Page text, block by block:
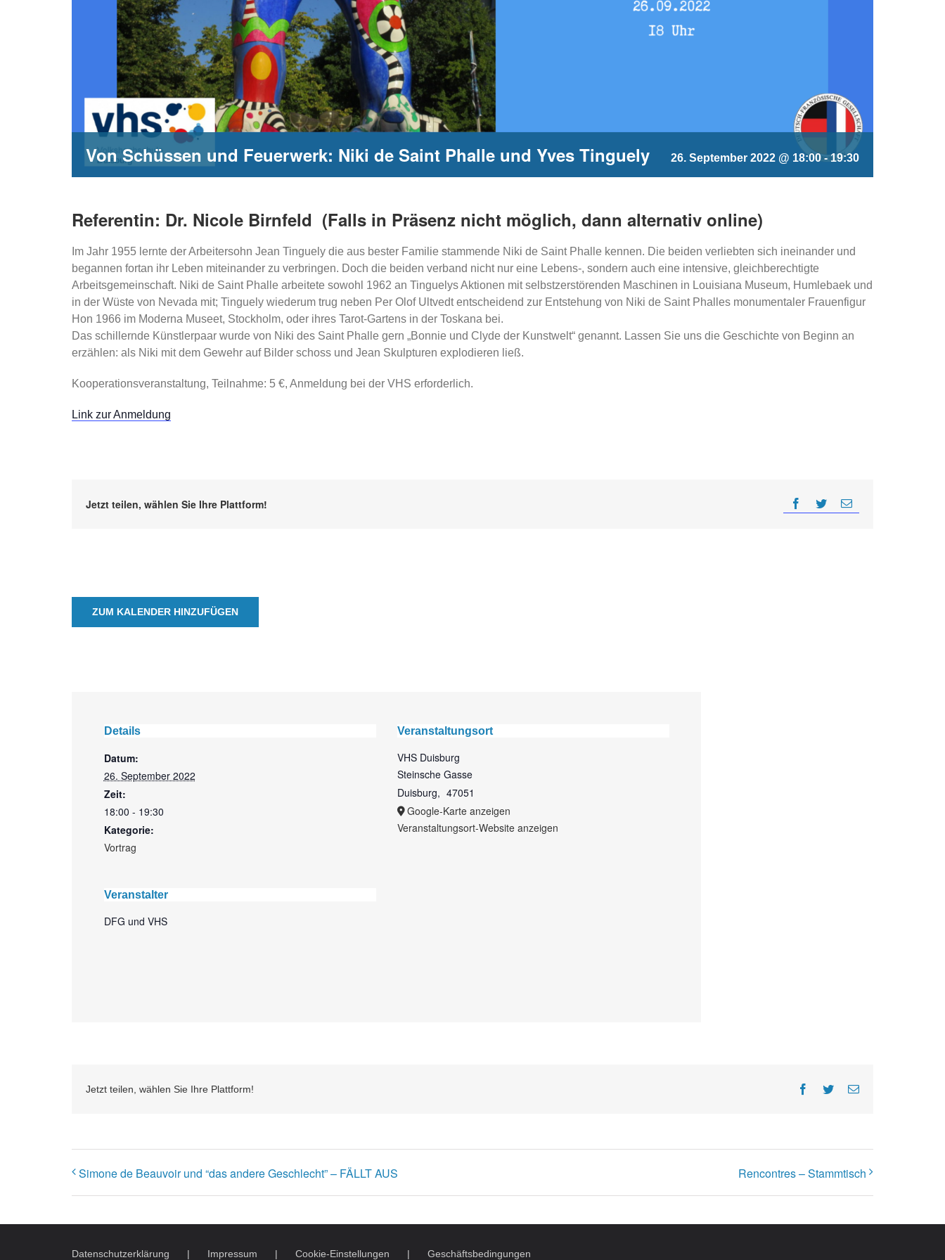
Von Schüssen und Feuerwerk: Niki de Saint Phalle und Yves Tinguely 26. September 2022 @ 18:00-19:30
Referentin: Dr. Nicole Birnfeld (Falls in Präsenz nicht möglich, dann alternativ online)
Im Jahr 1955 lernte der Arbeitersohn Jean Tinguely die aus bester Familie stammende Niki de Saint Phalle kennen. Die beiden verliebten sich ineinander und
begannen fortan ihr Leben miteinander zu verbringen. Doch die beiden verband nicht nur eine Lebens-, sondern auch eine intensive, gleichberechtigte
Arbeitsgemeinschaft. Niki de Saint Phalle arbeitete sowohl 1962 an Tinguelys Aktionen mit selbstzerstörenden Maschinen in Louisiana Museum, Humlebaek und
in der Wüste von Nevada mit; Tinguely wiederum trug neben Per Olof Ultvedt entscheidend zur Entstehung von Niki de Saint Phalles monumentaler Frauenfigur
Hon 1966 im Moderna Museet, Stockholm, oder ihres Tarot-Gartens in der Toskana bei.
Das schillernde Künstlerpaar wurde von Niki des Saint Phalle gern „Bonnie und Clyde der Kunstwelt“ genannt. Lassen Sie uns die Geschichte von Beginn an
erzählen: als Niki mit dem Gewehr auf Bilder schoss und Jean Skulpturen explodieren ließ.
Kooperationsveranstaltung, Teilnahme: 5 €, Anmeldung bei der VHS erforderlich.
Link zur Anmeldung
Jetzt teilen, wählen Sie Ihre Plattform!
ZUM KALENDER HINZUFÜGEN
Details
Datum:
26. September 2022
Zeit:
18:00 - 19:30
Kategorie:
Vortrag
Veranstalter
DFG und VHS
Veranstaltungsort
VHS Duisburg
Steinsche Gasse
Duisburg, 47051
Google-Karte anzeigen
Veranstaltungsort-Website anzeigen
Jetzt teilen, wählen Sie Ihre Plattform! Facebook
TwitterE-
Simone de Beauvoir und “das andere Geschlecht” – FÄLLT AUS Rencontres – Stammtisch
Datenschutzerklärung Impressum Cookie-Einstellungen Geschäftsbedingungen